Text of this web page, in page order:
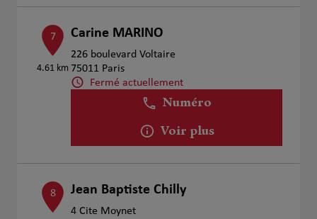
7
4.61 km
Carine MARINO
226 boulevard Voltaire
75011 Paris
Fermé actuellement
Numéro
Voir plus
8 Jean Baptiste Chilly
4 Cite Moynet